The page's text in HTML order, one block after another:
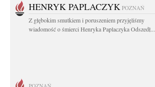
HENRYK PAPLACZYK POZNAŃ
Z głębokim smutkiem i poruszeniem przyjęliśmy
wiadomość o śmierci Henryka Paplaczyka Odszedł...